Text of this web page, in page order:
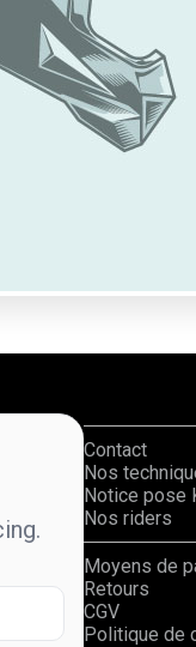
Contact
Nos
Notice pose
Nos riders
Moyens de
Retours
CGV
Politique de